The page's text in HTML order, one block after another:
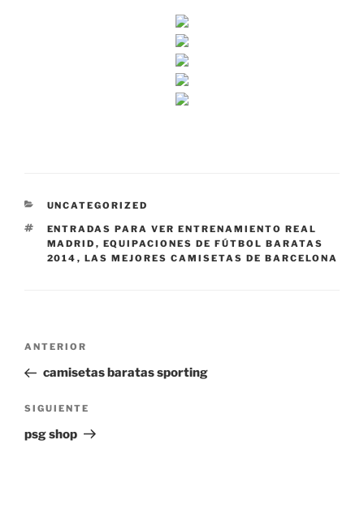
CATEGORÍAS
UNCATEGORIZED
ETIQUETAS
ENTRADAS PARA VER ENTRENAMIENTO REAL
MADRID , EQUIPACIONES DE FÚTBOL BARATAS
2014 , LAS MEJORES CAMISETAS DE BARCELONA
Navegación
entradas
Entrada
anterior:
ANTERIOR
camisetas baratas sporting
Siguiente
entrada
SIGUIENTE
psg shop